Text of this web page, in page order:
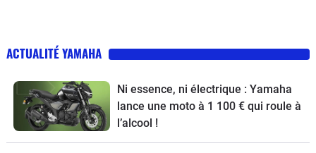
ACTUALITÉ YAMAHA
Ni essence, ni électrique : Yamaha
lance une moto à 1 100 € qui roule à
l’alcool !